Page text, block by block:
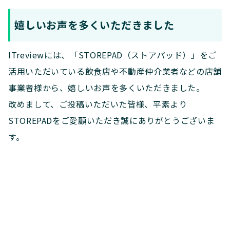
嬉しいお声を多くいただきました
ITreviewには、「STOREPAD（ストアパッド）」をご
活用いただいている飲食店や不動産仲介業者などの店舗
事業者様から、嬉しいお声を多くいただきました。
改めまして、ご投稿いただいた皆様、平素より
STOREPADをご愛顧いただき誠にありがとうございま
す。